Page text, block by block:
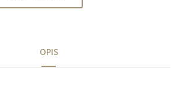
OPIS